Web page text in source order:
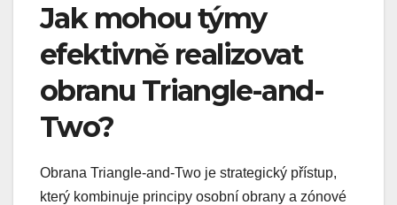
Jak mohou týmy
efektivně realizovat
obranu Triangle-and-
Two?
Obrana Triangle-and-Two je strategický přístup,
který kombinuje principy osobní obrany a zónové